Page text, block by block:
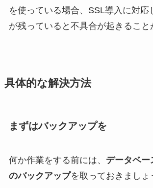
を使っている場合、SSL導入に対応
が残っていると不具合が起きること
具体的な解決方法
まずはバックアップを
何か作業をする前には、 データベー
のバックアップを取っておきましょ